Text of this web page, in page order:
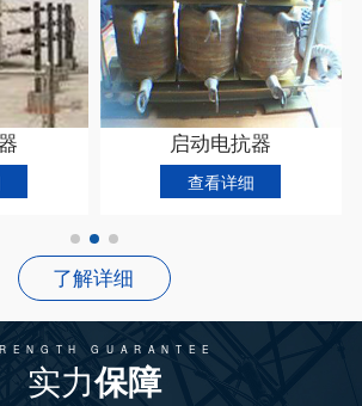
启动电抗器
查看详细
了解详细
GUARANTEE
实力保障